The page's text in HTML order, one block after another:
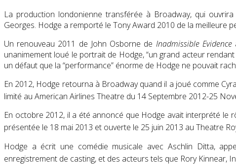
La production londonienne transférée à Broadway, qui
Georges. Hodge a remporté le Tony Award 2010 de la meilleure
Un renouveau 2011 de John Osborne de Inadmissible Evidence
unanimement loué le portrait de Hodge, “un grand acteur
un défaut que la “performance” énorme de Hodge ne pouvait
En 2012, Hodge retourna à Broadway quand il a joué comme
limité au American Airlines Theatre du 14 Septembre 2012-25
En octobre 2012, il a été annoncé que Hodge avait interprété le
présentée le 18 mai 2013 et ouverte le 25 juin 2013 au Theatre
Hodge a écrit une comédie musicale avec Aschlin Ditta,
enregistrement de casting, et des acteurs tels que Rory Kinnear,